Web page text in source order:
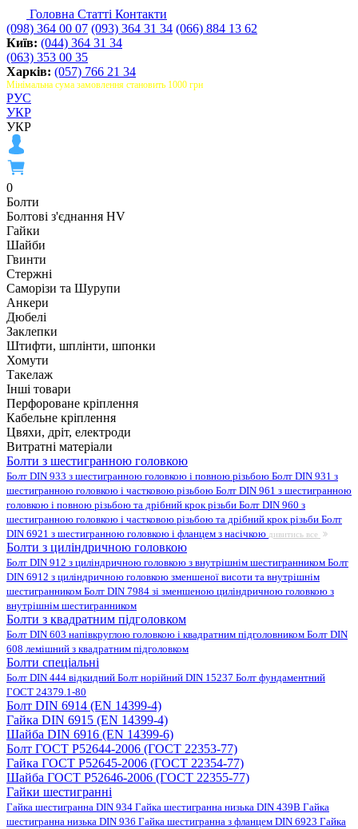
Головна Статті Контакти
(098) 364 00 07 (093) 364 31 34 (066) 884 13 62
Київ: (044) 364 31 34
(063) 353 00 35
Харків: (057) 766 21 34
Мінімальна сума замовлення становить 1000 грн
РУС
УКР
УКР
0
Болти
Болтові з'єднання HV
Гайки
Шайби
Гвинти
Стержні
Саморізи та Шурупи
Анкери
Дюбелі
Заклепки
Штифти, шплінти, шпонки
Хомути
Такелаж
Інші товари
Перфороване кріплення
Кабельне кріплення
Цвяхи, дріт, електроди
Витратні матеріали
Болти з шестигранною головкою
Болт DIN 933 з шестигранною головкою і повною різьбою Болт DIN 931 з
шестигранною головкою і частковою різьбою Болт DIN 961 з шестигранною
головкою і повною різьбою та дрібний крок різьби Болт DIN 960 з
шестигранною головкою і частковою різьбою та дрібний крок різьби Болт
DIN 6921 з шестигранною головкою і фланцем з насічкою дивитись все
Болти з циліндричною головкою
Болт DIN 912 з циліндричною головкою з внутрішнім шестигранником Болт
DIN 6912 з циліндричною головкою зменшеної висоти та внутрішнім
шестигранником Болт DIN 7984 зі зменшеною циліндричною головкою з
внутрішнім шестигранником
Болти з квадратним підголовком
Болт DIN 603 напівкруглою головкою і квадратним підголовником Болт DIN
608 лемішний з квадратним підголовком
Болти спеціальні
Болт DIN 444 відкидний Болт норійний DIN 15237 Болт фундаментний
ГОСТ 24379.1-80
Болт DIN 6914 (EN 14399-4)
Гайка DIN 6915 (EN 14399-4)
Шайба DIN 6916 (EN 14399-6)
Болт ГОСТ Р52644-2006 (ГОСТ 22353-77)
Гайка ГОСТ Р52645-2006 (ГОСТ 22354-77)
Шайба ГОСТ Р52646-2006 (ГОСТ 22355-77)
Гайки шестигранні
Гайка шестигранна DIN 934 Гайка шестигранна низька DIN 439B Гайка
шестигранна низька DIN 936 Гайка шестигранна з фланцем DIN 6923 Гайка